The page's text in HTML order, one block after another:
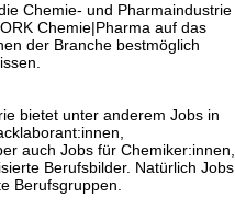
Chemie- und Pharmaindustrie
Chemie|Pharma auf das
der Branche bestmöglich
bietet unter anderem Jobs in
auch Jobs für Chemiker:innen,
Berufsbilder. Natürlich Jobs
Berufsgruppen.